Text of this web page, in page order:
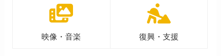
映像・音楽 復興・支援